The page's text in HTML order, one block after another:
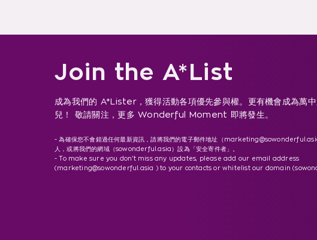
Join the A*List
成為我們的 A*Lister，獲得活動各項優先參與權。更有機會成為萬中
兒！ 敬請關注，更多 Wonderful Moment 即將發生。
- 為確保您不會錯過任何最新資訊，請將我們的電子郵件地址（
人，或將我們的網域（sowonderful.asia）設為「安全寄件者」。
- To make sure you don’t miss any updates, please add our email address
(marketing@sowonderful.asia ) to your contacts or whitelist our domain